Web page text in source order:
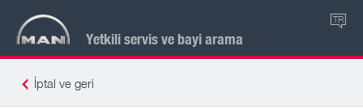
Yetkili servis ve bayi arama
TR
İptal ve geri